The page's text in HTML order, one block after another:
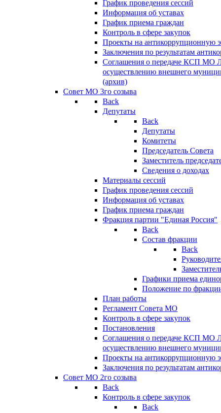
График проведения сессий
Информация об уставах
График приема граждан
Контроль в сфере закупок
Проекты на антикоррупционную
Заключения по результатам
Соглашения о передаче КСП МО
осуществлению внешнего
(архив)
Совет МО 3го созыва
Back
Депутаты
Back
Депутаты
Комитеты
Председатель Совета
Заместитель
Сведения о доходах
Материалы сессий
График проведения сессий
Информация об уставах
График приема граждан
Фракция партии "Единая Россия"
Back
Состав фракции
Back
Графики приема
Положение по
План работы
Регламент Совета МО
Контроль в сфере закупок
Постановления
Соглашения о передаче КСП МО
осуществлению внешнего
Проекты на антикоррупционную
Заключения по результатам
Совет МО 2го созыва
Back
Контроль в сфере закупок
Back